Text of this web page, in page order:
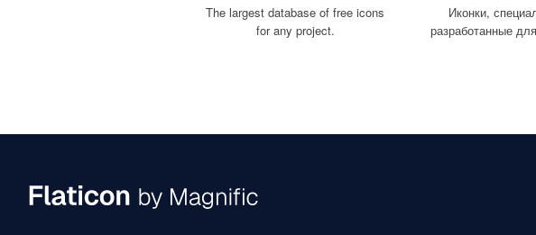
The largest database of free icons
for any project.
Иконки,
разработанные